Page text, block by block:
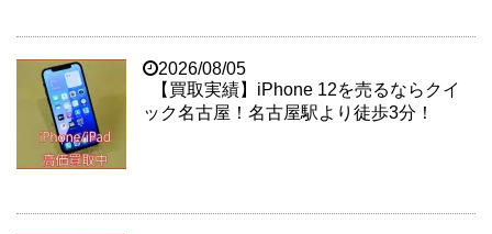
2026/08/05
【買取実績】iPhone 12を売るならクイ
ック名古屋！名古屋駅より徒歩3分！